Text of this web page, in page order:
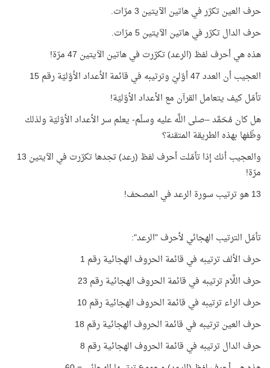
حرف العين تكرّر في هاتين الآيتين 3 مرّات.
حرف الدال تكرّر في هاتين الآيتين 5 مرّات.
هذه هي أحرف لفظ (الرعد) تكرّرت في هاتين الآيتين 47 مرّة!
العجيب أن العدد 47 أوّليّ وترتيبه في قائمة الأعداد الأوّليّة رقم 15
تأمّل كيف يتعامل القرآن مع الأعداد الأوّليّة!
هل كان مُحَمَّد –صلى اللَّه عليه وسلّم- يعلم سر الأعداد الأوّليّة ولذلك
وظّفها بهذه الطريقة المتقنة؟
والعجيب أنك إذا تأمّلت أحرف لفظ (رعد) تجدها تكرّرت في الآيتين 13
مرّة!
13 هو ترتيب سورة الرعد في المصحف!
تأمّل الترتيب الهجائي لأحرف "الرعد":
حرف الألف ترتيبه في قائمة الحروف الهجائية رقم 1
حرف اللَّام ترتيبه في قائمة الحروف الهجائية رقم 23
حرف الراء ترتيبه في قائمة الحروف الهجائية رقم 10
حرف العين ترتيبه في قائمة الحروف الهجائية رقم 18
حرف الدال ترتيبه في قائمة الحروف الهجائية رقم 8